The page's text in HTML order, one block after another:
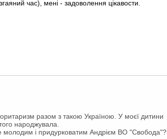
час), мені - задоволення цікавости.
разом з такою Україною. У моєї дитини
народжувала.
молодим і придурковатим Андрієм ВО "Свобода"?